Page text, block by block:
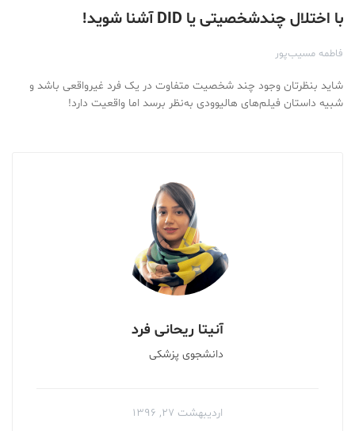
با اختلال چندشخصیتی یا DID آشنا شوید!
فاطمه مسیب‌پور
شاید بنظرتان وجود چند شخصیت متفاوت در یک فرد غیرواقعی باشد و
شبیه داستان‌ فیلم‌های هالیوودی به‌نظر برسد اما واقعیت دارد!
آنیتا ریحانی فرد
دانشجوى پزشكى
اردیبهشت ۲۷, ۱۳۹۶